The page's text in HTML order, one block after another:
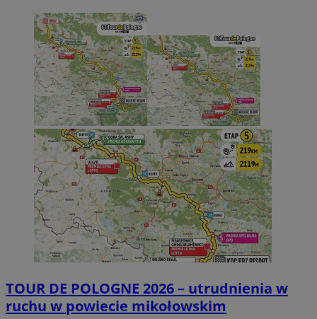
TOUR DE POLOGNE 2026 – utrudnienia w
ruchu w powiecie mikołowskim